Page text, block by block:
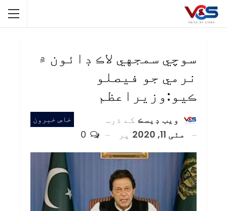
سوچي سمجهي لاڪ ڊائون ۾
نرمي جو فيصلو
ڪيو:وزيراعظم
خاص خبرون ويب ڊيسڪ کے ذریعہ
مئی 11, 2020
پر